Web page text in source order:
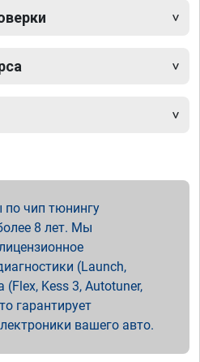
чип тюнингу
8 лет. Мы
(Launch,
Kess 3, Autotuner,
гарантирует
вашего авто.